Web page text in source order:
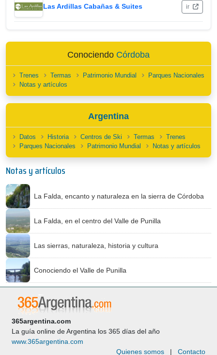
Las Ardillas Cabañas & Suites ir
Conociendo Córdoba
Trenes Termas Patrimonio Mundial
Parques Nacionales
Notas y artículos
Argentina
Datos Historia Centros de Ski Termas
Trenes
Parques Nacionales
Patrimonio Mundial Notas y artículos
Notas y artículos
La Falda, encanto y naturaleza en la sierra de Córdoba
La Falda, en el centro del Valle de Punilla
Las sierras, naturaleza, historia y cultura
Conociendo el Valle de Punilla
365argentina.com
La guía online de Argentina los 365 días del año
www.365argentina.com
Quienes somos | Contacto